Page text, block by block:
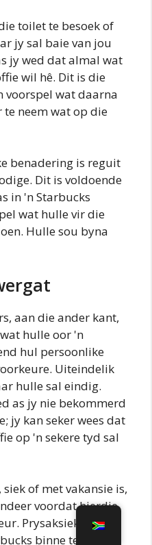
toilet te besoek of
jy sal baie van jou
jy wed dat almal wat
wil hê. Dit is die
voorspel wat daarna
neem wat op die
benadering is reguit
Dit is voldoende
in 'n Starbucks
wat hulle vir die
Hulle sou byna
aan die ander kant,
hulle oor 'n
hul persoonlike
Uiteindelik
hulle sal eindig.
as jy nie bekommerd
jy kan seker wees dat
op 'n sekere tyd sal
of met vakansie is,
voordat hierdie
Prysaksiekenners
binne te gaan